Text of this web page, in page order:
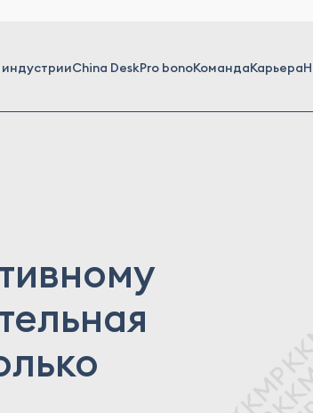
China DeskPro bonoКомандаКарьера